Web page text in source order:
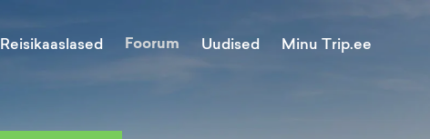
Reisikaaslased Foorum Uudised Minu Trip.ee